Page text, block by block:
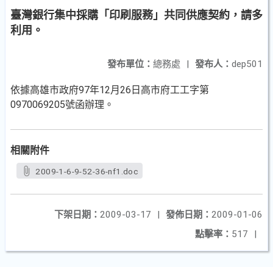
臺灣銀行集中採購「印刷服務」共同供應契約，請多
利用。
發布人： dep501
發布單位： 總務處 |
依據高雄市政府97年12月26日高市府工工字第
0970069205號函辦理。
相關附件
2009-1-6-9-52-36-nf1.doc
發佈日期： 2009-01-06
下架日期： 2009-03-17
|
點擊率： 517 |